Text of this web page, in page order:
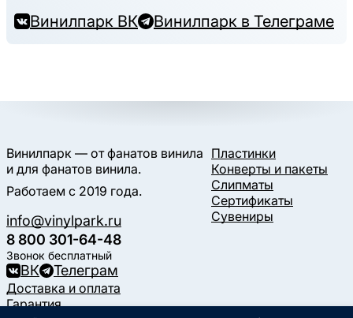
Винилпарк ВК Винилпарк в Телеграме
Винилпарк — от фанатов винила
и для фанатов винила.
Работаем с 2019 года.
info@vinylpark.ru
8 800 301-64-48
Звонок бесплатный
ВК Телеграм
Пластинки
Конверты и пакеты
Слипматы
Сертификаты
Сувениры
Доставка и оплата
Гарантия